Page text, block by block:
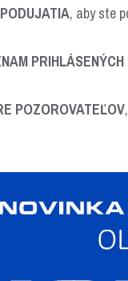
, aby ste
PRIHLÁSENÝCH
POZOROVATEĽOV